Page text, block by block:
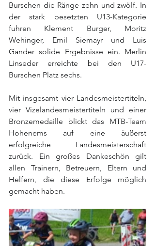
Burschen die Ränge zehn und zwölf. In
der stark besetzten U13-Kategorie
fuhren Klement Burger, Moritz
Wehinger, Emil Siemayr und Luis
Gander solide Ergebnisse ein. Merlin
Linseder erreichte bei den U17-
Burschen Platz sechs.
Mit insgesamt vier Landesmeistertiteln,
vier Vizelandesmeistertiteln und einer
Bronzemedaille blickt das MTB-Team
Hohenems auf eine äußerst
erfolgreiche Landesmeisterschaft
zurück. Ein großes Dankeschön gilt
allen Trainern, Betreuern, Eltern und
Helfern, die diese Erfolge möglich
gemacht haben.